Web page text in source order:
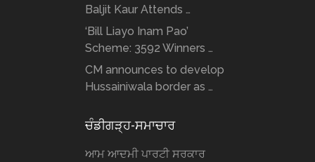
Baljit Kaur Attends …
‘Bill Liayo Inam Pao’
Scheme: 3592 Winners …
CM announces to develop
Hussainiwala border as …
ਚੰਡੀਗੜ੍ਹ-ਸਮਾਚਾਰ
ਆਮ ਆਦਮੀ ਪਾਰਟੀ ਸਰਕਾਰ